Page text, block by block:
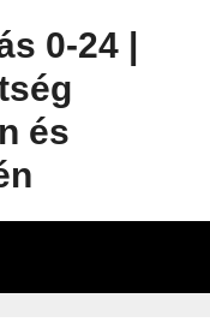
0-24 |
és